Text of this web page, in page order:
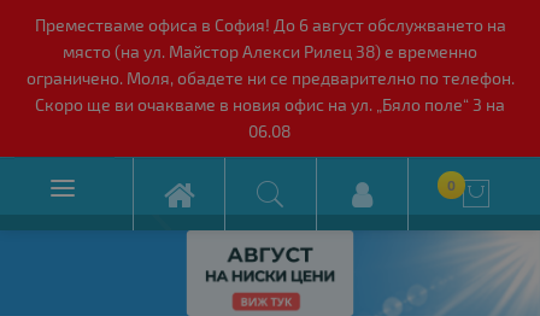
Преместваме офиса в София! До 6 август обслужването на
място (на ул. Майстор Алекси Рилец 38) е временно
ограничено. Моля, обадете ни се предварително по телефон.
Скоро ще ви очакваме в новия офис на ул. „Бяло поле“ 3 на
06.08
 0 